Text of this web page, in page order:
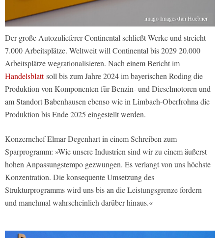
imago Images/Jan Huebner
Der große Autozulieferer Continental schließt Werke und streicht
7.000 Arbeitsplätze. Weltweit will Continental bis 2029 20.000
Arbeitsplätze wegrationalisieren. Nach einem Bericht im
Handelsblattsoll bis zum Jahre 2024 im bayerischen Roding die
Produktion von Komponenten für Benzin- und Dieselmotoren und
am Standort Babenhausen ebenso wie in Limbach-Oberfrohna die
Produktion bis Ende 2025 eingestellt werden.
Konzernchef Elmar Degenhart in einem Schreiben zum
Sparprogramm: »Wie unsere Industrien sind wir zu einem äußerst
hohen Anpassungstempo gezwungen. Es verlangt von uns höchste
Konzentration. Die konsequente Umsetzung des
Strukturprogramms wird uns bis an die Leistungsgrenze fordern
und manchmal wahrscheinlich darüber hinaus.«